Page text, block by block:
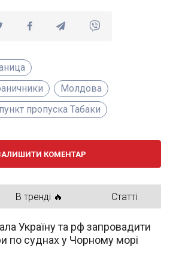
Молдова
пункт пропуска Табаки
КОМЕНТАР
В тренді 🔥 Статті
Україну та рф запровадити
по суднах у Чорному морі